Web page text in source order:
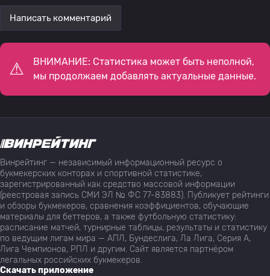
Написать комментарий
ВНИМАНИЕ: Статистика может быть неполной,
мы продолжаем добавлять актуальные данные.
Винрейтинг — независимый информационный ресурс о
букмекерских конторах и спортивной статистике,
зарегистрированный как средство массовой информации
(реестровая запись СМИ ЭЛ № ФС 77-83883). Публикует рейтинги
и обзоры букмекеров, сравнения коэффициентов, обучающие
материалы для беттеров, а также футбольную статистику:
расписание матчей, турнирные таблицы, результаты и статистику
по ведущим лигам мира — АПЛ, Бундеслига, Ла Лига, Серия А,
Лига Чемпионов, РПЛ и другим. Сайт является партнёром
легальных российских букмекеров.
Скачать приложение